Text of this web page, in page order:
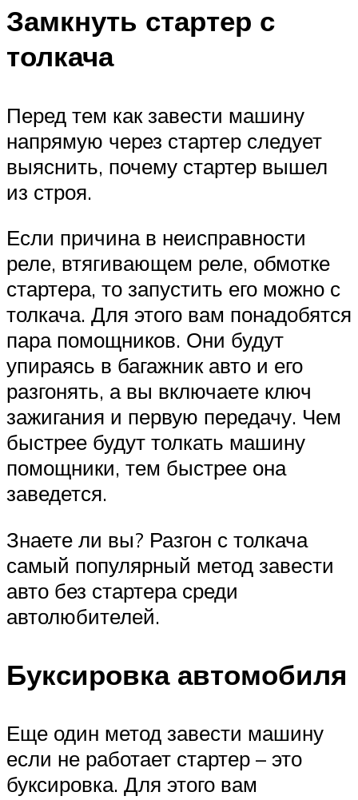
Замкнуть стартер с
толкача
Перед тем как завести машину
напрямую через стартер следует
выяснить, почему стартер вышел
из строя.
Если причина в неисправности
реле, втягивающем реле, обмотке
стартера, то запустить его можно с
толкача. Для этого вам понадобятся
пара помощников. Они будут
упираясь в багажник авто и его
разгонять, а вы включаете ключ
зажигания и первую передачу. Чем
быстрее будут толкать машину
помощники, тем быстрее она
заведется.
Знаете ли вы? Разгон с толкача
самый популярный метод завести
авто без стартера среди
автолюбителей.
Буксировка автомобиля
Еще один метод завести машину
если не работает стартер – это
буксировка. Для этого вам